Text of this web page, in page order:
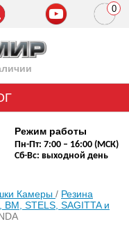
Режим работы
Пн-Пт: 7:00 – 16:00 (МСК)
Сб-Вс: выходной день
0
Камеры / Резина
STELS, SAGITTA и